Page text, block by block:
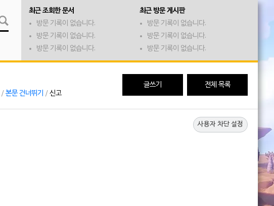
최근 조회한 문서
방문 기록이 없습니다.
방문 기록이 없습니다.
방문 기록이 없습니다.
최근 방문 게시판
방문 기록이 없습니다.
방문 기록이 없습니다.
방문 기록이 없습니다.
/ 본문 건너뛰기 / 신고
글쓰기 전체 목록
사용자 차단 설정